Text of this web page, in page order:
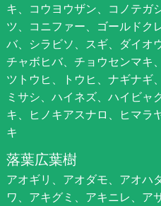
キ、コウヨウザン、コノテガ
ツ、コニファー、ゴールドク
バ、シラビソ、スギ、ダイオ
チャボヒバ、チョウセンマキ
ツトウヒ、トウヒ、ナギナギ
ミサシ、ハイネズ、ハイビャ
キ、ヒノキアスナロ、ヒマラ
キ
落葉広葉樹
アオギリ、アオダモ、アオハ
ワ、アキグミ、アキニレ、ア